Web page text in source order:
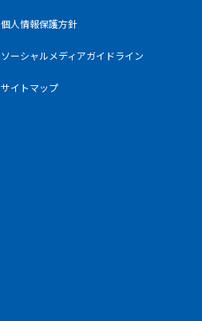
個人情報保護方針
ソーシャルメディアガイドライン
サイトマップ